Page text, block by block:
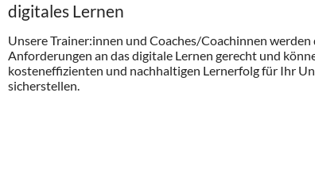
digitales Lernen
Unsere Trainer:innen und Coaches/Coachinnen werden
Anforderungen an das digitale Lernen gerecht und
kosteneffizienten und nachhaltigen Lernerfolg für Ihr
sicherstellen.